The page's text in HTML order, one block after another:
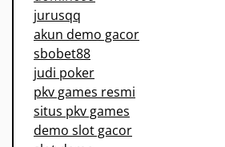
jurusqq
akun demo gacor
sbobet88
judi poker
pkv games resmi
situs pkv games
demo slot gacor